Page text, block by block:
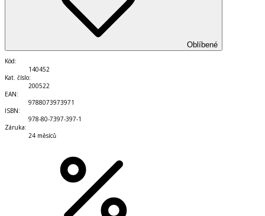
Oblíbené
Kód:
140452
Kat. číslo:
200522
EAN:
9788073973971
ISBN:
978-80-7397-397-1
Záruka:
24 měsíců